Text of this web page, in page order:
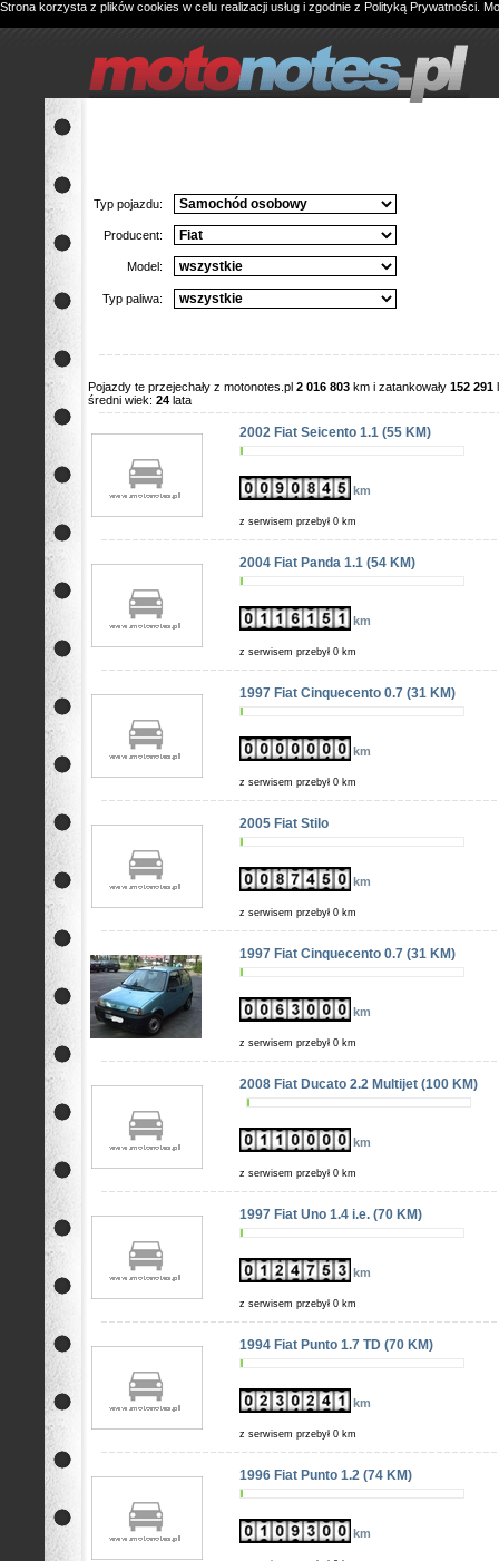
Strona korzysta z plików cookies w celu realizacji usług i zgodnie z Polityką Prywatności .
Typ pojazdu:
Producent:
Model:
Typ paliwa:
Pojazdy te przejechały z motonotes.pl 2 016 803 km i zatankowały 152 291
średni wiek: 24 lata
2002 Fiat Seicento 1.1 (55 KM)
km
z serwisem przebył 0 km
2004 Fiat Panda 1.1 (54 KM)
km
z serwisem przebył 0 km
1997 Fiat Cinquecento 0.7 (31 KM)
km
z serwisem przebył 0 km
2005 Fiat Stilo
km
z serwisem przebył 0 km
1997 Fiat Cinquecento 0.7 (31 KM)
km
z serwisem przebył 0 km
2008 Fiat Ducato 2.2 Multijet (100 KM)
km
z serwisem przebył 0 km
1997 Fiat Uno 1.4 i.e. (70 KM)
km
z serwisem przebył 0 km
1994 Fiat Punto 1.7 TD (70 KM)
km
z serwisem przebył 0 km
1996 Fiat Punto 1.2 (74 KM)
km